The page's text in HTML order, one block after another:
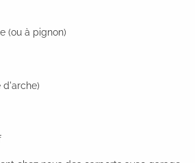
(ou à pignon)
d'arche)